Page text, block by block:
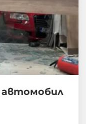
автомобил